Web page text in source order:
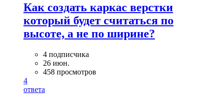
Как создать каркас верстки
который будет считаться по
высоте, а не по ширине?
4 подписчика
26 июн.
458 просмотров
4
ответа